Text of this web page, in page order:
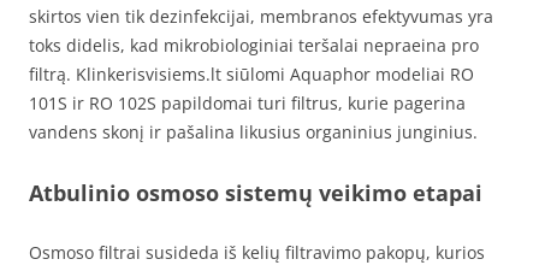
skirtos vien tik dezinfekcijai, membranos efektyvumas yra
toks didelis, kad mikrobiologiniai teršalai nepraeina pro
filtrą. Klinkerisvisiems.lt siūlomi Aquaphor modeliai RO
101S ir RO 102S papildomai turi filtrus, kurie pagerina
vandens skonį ir pašalina likusius organinius junginius.
Atbulinio osmoso sistemų veikimo etapai
Osmoso filtrai susideda iš kelių filtravimo pakopų, kurios